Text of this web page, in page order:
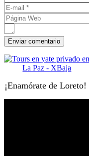
¡Enamórate de Loreto!